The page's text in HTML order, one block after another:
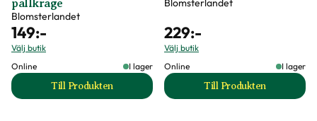
pallkrage
Blomsterlandet
149:-
Välj butik
Online
I lager
Till Produkten
till Nät för hög ram till pallkrage produktsida
Blomsterlandet
229:-
Välj butik
Online
I lager
Till Produkten
till Odlingslåda/